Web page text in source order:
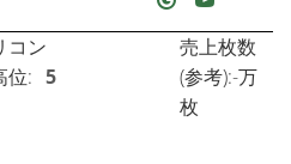
コン
位: 5
売上枚数
(参考):-万
枚